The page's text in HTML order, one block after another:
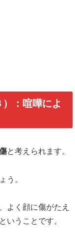
：喧嘩によ
と考えられます。
う。
よく顔に傷がたえ
いうことです。